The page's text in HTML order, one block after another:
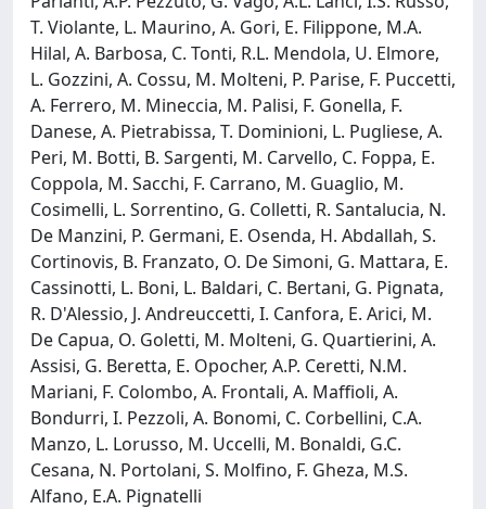
T. Violante, L. Maurino, A. Gori, E. Filippone, M.A.
Hilal, A. Barbosa, C. Tonti, R.L. Mendola, U. Elmore,
L. Gozzini, A. Cossu, M. Molteni, P. Parise, F. Puccetti,
A. Ferrero, M. Mineccia, M. Palisi, F. Gonella, F.
Danese, A. Pietrabissa, T. Dominioni, L. Pugliese, A.
Peri, M. Botti, B. Sargenti, M. Carvello, C. Foppa, E.
Coppola, M. Sacchi, F. Carrano, M. Guaglio, M.
Cosimelli, L. Sorrentino, G. Colletti, R. Santalucia, N.
De Manzini, P. Germani, E. Osenda, H. Abdallah, S.
Cortinovis, B. Franzato, O. De Simoni, G. Mattara, E.
Cassinotti, L. Boni, L. Baldari, C. Bertani, G. Pignata,
R. D'Alessio, J. Andreuccetti, I. Canfora, E. Arici, M.
De Capua, O. Goletti, M. Molteni, G. Quartierini, A.
Assisi, G. Beretta, E. Opocher, A.P. Ceretti, N.M.
Mariani, F. Colombo, A. Frontali, A. Maffioli, A.
Bondurri, I. Pezzoli, A. Bonomi, C. Corbellini, C.A.
Manzo, L. Lorusso, M. Uccelli, M. Bonaldi, G.C.
Cesana, N. Portolani, S. Molfino, F. Gheza, M.S.
Alfano, E.A. Pignatelli